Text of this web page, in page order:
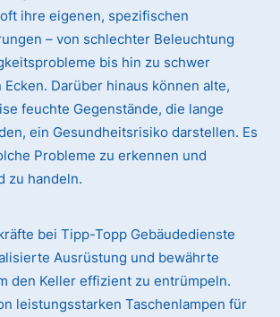
ihre eigenen, spezifischen
– von schlechter Beleuchtung
bis hin zu schwer
Ecken. Darüber hinaus können alte,
feuchte Gegenstände, die lange
ein Gesundheitsrisiko darstellen. Es
Probleme zu erkennen und
zu handeln.
bei Tipp-Topp Gebäudedienste
Ausrüstung und bewährte
den Keller effizient zu entrümpeln.
leistungsstarken Taschenlampen für